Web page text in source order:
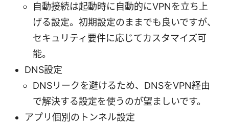
自動接続は起動時に自動的にVPNを立ち上
げる設定。初期設定のままでも良いですが、
セキュリティ要件に応じてカスタマイズ可
能。
DNS設定
DNSリークを避けるため、DNSをVPN経由
で解決する設定を使うのが望ましいです。
アプリ個別のトンネル設定